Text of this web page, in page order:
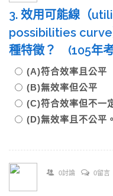
3. 效用可能線（
possibilities curve
種特徵？ (105年
(A)符合效率且公平
(B)無效率但公平
(C)符合效率但不一
(D)無效率且不公平。
0討論 0留言